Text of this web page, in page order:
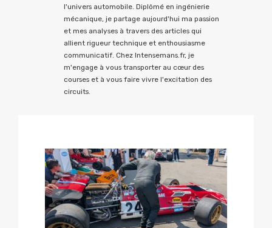
l'univers automobile. Diplômé en ingénierie
mécanique, je partage aujourd'hui ma passion
et mes analyses à travers des articles qui
allient rigueur technique et enthousiasme
communicatif. Chez Intensemans.fr, je
m'engage à vous transporter au cœur des
courses et à vous faire vivre l'excitation des
circuits.